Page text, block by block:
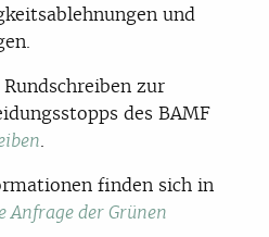
und
zur
des BAMF
.
finden sich in
der Grünen